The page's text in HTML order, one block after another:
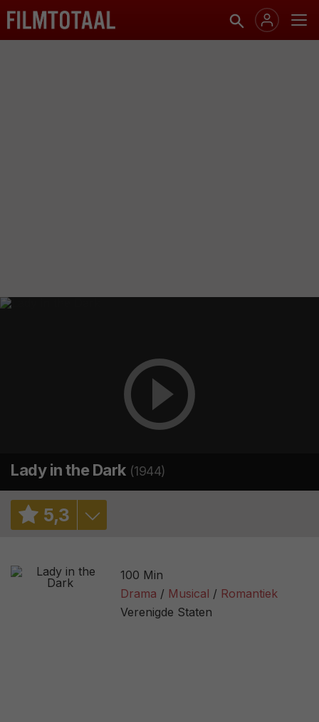
Lady in the Dark (1944)
5,3
2,3/ 6
100 Min
Drama
Musical
Romantiek
Verenigde Staten